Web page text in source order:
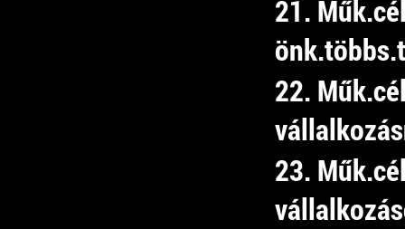
21.
22.
23.